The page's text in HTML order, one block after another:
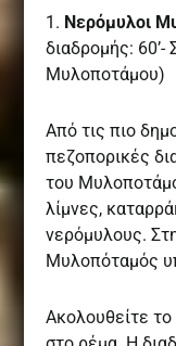
1. Νερόμυλοι
διαδρομής: 60’-
Μυλοποτάμου)
Από τις πιο
πεζοπορικές
του
λίμνες,
νερόμυλους.
Μυλοπόταμός
Ακολουθείτε